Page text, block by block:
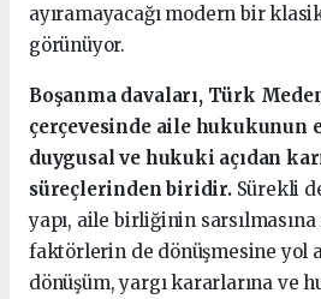
ayıramayacağı modern bir
görünüyor.
Boşanma davaları, Türk
çerçevesinde aile hukukunun
duygusal ve hukuki açıdan
süreçlerinden biridir.Sürekli
yapı, aile birliğinin
faktörlerin de dönüşmesine yol
dönüşüm, yargı kararlarına ve